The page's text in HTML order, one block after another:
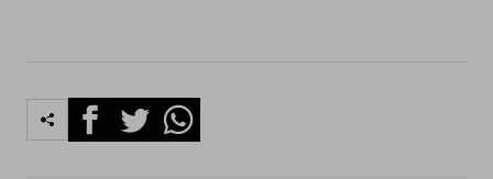
FacebookTwitterWhatsapp